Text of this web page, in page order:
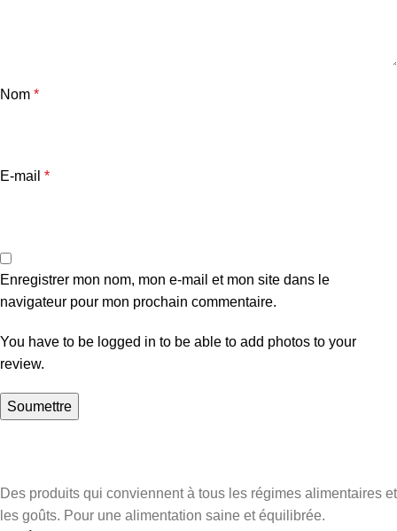
Nom *
E-mail *
Enregistrer mon nom, mon e-mail et mon site dans le
navigateur pour mon prochain commentaire.
You have to be logged in to be able to add photos to your
review.
Des produits qui conviennent à tous les régimes alimentaires et
les goûts. Pour une alimentation saine et équilibrée.